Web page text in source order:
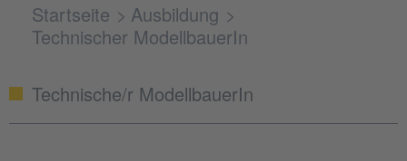
Startseite
Ausbildung
Technischer ModellbauerIn
Technische/r ModellbauerIn